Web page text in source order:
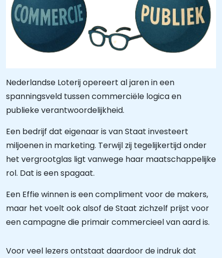
Nederlandse Loterij opereert al jaren in een
spanningsveld tussen commerciële logica en
publieke verantwoordelijkheid.
Een bedrijf dat eigenaar is van Staat investeert
miljoenen in marketing. Terwijl zij tegelijkertijd onder
het vergrootglas ligt vanwege haar maatschappelijke
rol. Dat is een spagaat.
Een Effie winnen is een compliment voor de makers,
maar het voelt ook alsof de Staat zichzelf prijst voor
een campagne die primair commercieel van aard is.
Voor veel lezers ontstaat daardoor de indruk dat